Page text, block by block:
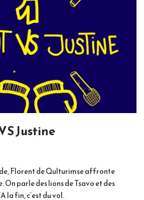
Justine
Florent de Qulturimse affronte
On parle des lions de Tsavo et des
la fin, c’est du vol.